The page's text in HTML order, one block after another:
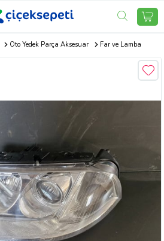
Oto Yedek Parça Aksesuar Far ve Lamba